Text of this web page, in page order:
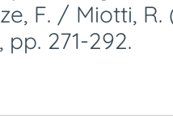
F. / Miotti, R.
271-292.